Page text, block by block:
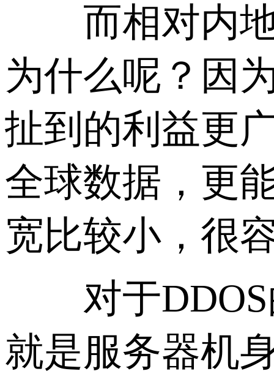
而相对内地
为什么呢？因
扯到的利益更
全球数据，更
宽比较小，很
对于DDOS
就是服务器机